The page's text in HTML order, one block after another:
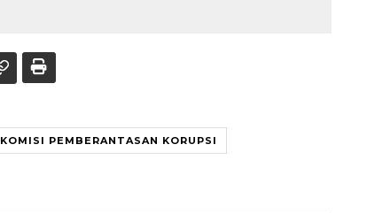
KOMISI PEMBERANTASAN KORUPSI